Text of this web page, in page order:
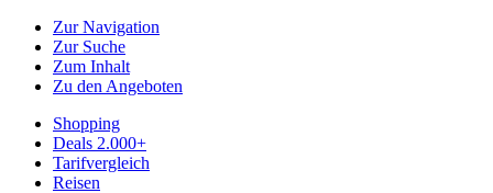
Zur Navigation
Zur Suche
Zum Inhalt
Zu den Angeboten
Shopping
Deals 2.000+
Tarifvergleich
Reisen